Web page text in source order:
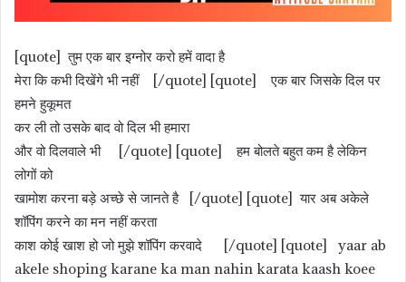
[quote] तुम एक बार इग्नोर करो हमें वादा है
मेरा कि कभी दिखेंगे भी नहीं [/quote] [quote] एक बार जिसके दिल पर
हमने हुकूमत
कर ली तो उसके बाद वो दिल भी हमारा
और वो दिलवाले भी [/quote] [quote] हम बोलते बहुत कम है लेकिन
लोगों को
खामोश करना बड़े अच्छे से जानते है [/quote] [quote] यार अब अकेले
शॉपिंग करने का मन नहीं करता
काश कोई खाश हो जो मुझे शॉपिंग करवादे [/quote] [quote] yaar ab
akele shoping karane ka man nahin karata kaash koee